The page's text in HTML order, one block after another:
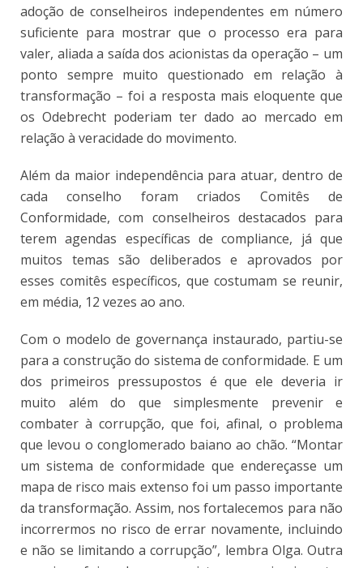
adoção de conselheiros independentes em número
suficiente para mostrar que o processo era para
valer, aliada a saída dos acionistas da operação – um
ponto sempre muito questionado em relação à
transformação – foi a resposta mais eloquente que
os Odebrecht poderiam ter dado ao mercado em
relação à veracidade do movimento.
Além da maior independência para atuar, dentro de
cada conselho foram criados Comitês de
Conformidade, com conselheiros destacados para
terem agendas específicas de compliance, já que
muitos temas são deliberados e aprovados por
esses comitês específicos, que costumam se reunir,
em média, 12 vezes ao ano.
Com o modelo de governança instaurado, partiu-se
para a construção do sistema de conformidade. E um
dos primeiros pressupostos é que ele deveria ir
muito além do que simplesmente prevenir e
combater à corrupção, que foi, afinal, o problema
que levou o conglomerado baiano ao chão. “Montar
um sistema de conformidade que endereçasse um
mapa de risco mais extenso foi um passo importante
da transformação. Assim, nos fortalecemos para não
incorrermos no risco de errar novamente, incluindo
e não se limitando a corrupção”, lembra Olga. Outra